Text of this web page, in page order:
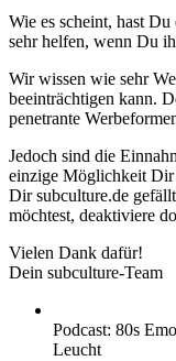
Wie es scheint, hast Du
sehr helfen, wenn Du
Wir wissen wie sehr
beeinträchtigen kann.
penetrante
Jedoch sind die
einzige Möglichkeit Dir
Dir subculture.de
möchtest, deaktiviere
Vielen Dank dafür!
Dein subculture-Team
Podcast: 80s
Leucht